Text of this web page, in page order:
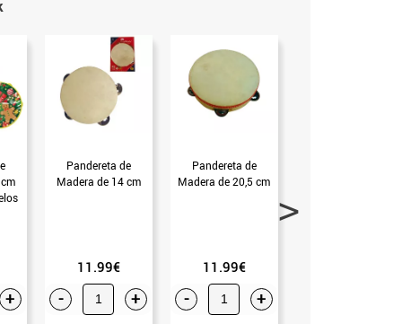
+
Pandereta de
Madera de 14 cm
11.99€
- +
Pandereta de
Madera de 20,5 cm
11.99€
- +